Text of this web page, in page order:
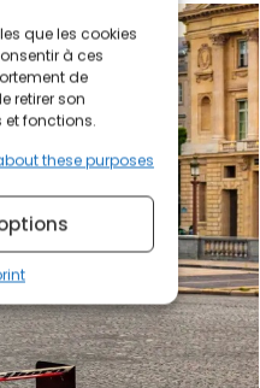
que les cookies
à ces
de
retirer son
fonctions.
these purposes